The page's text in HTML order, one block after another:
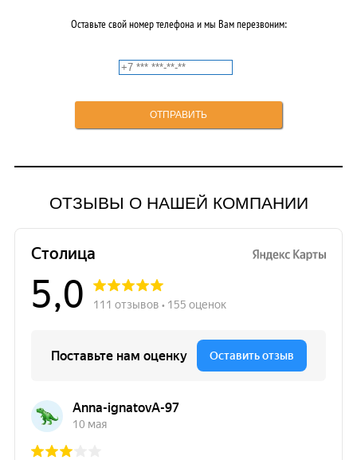
Оставьте свой номер телефона и мы Вам перезвоним:
ОТЗЫВЫ О НАШЕЙ КОМПАНИИ